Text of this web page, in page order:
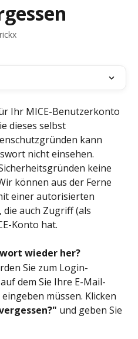
Ihr MICE-Benutzerkonto
dieses selbst
kann
nicht einsehen.
keine
können aus der Ferne
einer autorisierten
auch Zugriff (als
Konto hat.
wieder her?
Sie zum Login-
dem Sie Ihre E-Mail-
müssen. Klicken
und geben Sie